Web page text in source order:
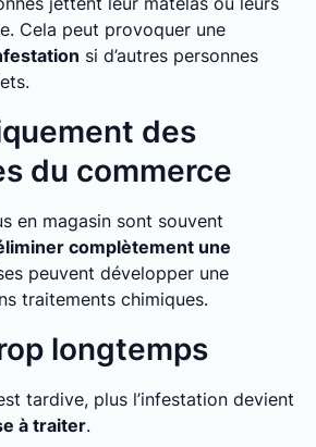
Cela peut provoquer une
si d’autres personnes
des
du commerce
en magasin sont souvent
complètement une
peuvent développer une
traitements chimiques.
longtemps
tardive, plus l’infestation devient
à traiter.